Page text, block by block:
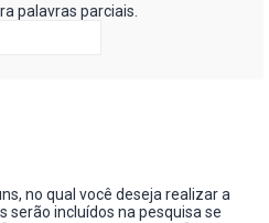
palavras parciais.
no qual você deseja realizar a
serão incluídos na pesquisa se